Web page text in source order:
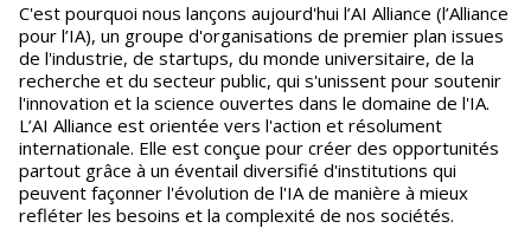
C'est pourquoi nous lançons aujourd'hui l’AI Alliance (l’Alliance
pour l’IA), un groupe d'organisations de premier plan issues
de l'industrie, de startups, du monde universitaire, de la
recherche et du secteur public, qui s'unissent pour soutenir
l'innovation et la science ouvertes dans le domaine de l'IA.
L’AI Alliance est orientée vers l'action et résolument
internationale. Elle est conçue pour créer des opportunités
partout grâce à un éventail diversifié d'institutions qui
peuvent façonner l'évolution de l'IA de manière à mieux
refléter les besoins et la complexité de nos sociétés.